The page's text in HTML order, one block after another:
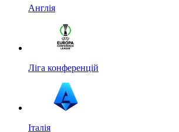
Англія
Ліга конференцій
Італія